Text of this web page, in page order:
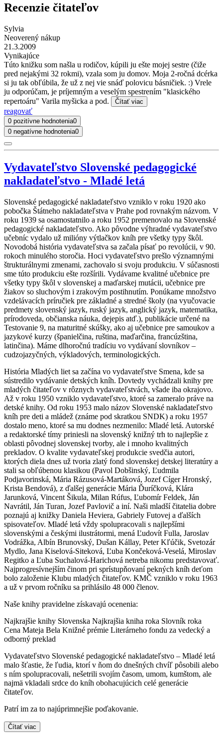
Recenzie čitateľov
Sylvia
Neoverený nákup
21.3.2009
Vynikajúce
Túto knižku som našla u rodičov, kúpili ju ešte mojej sestre (čiže
pred nejakými 32 rokmi), vzala som ju domov. Moja 2-ročná dcérka
si ju tak obľúbila, že už z nej vie snáď polovicu básničiek. :) Vrele
ju odporúčam, je príjemným a veselým spestrením "klasického
repertoáru" Varila myšicka a pod.
Čítať viac
reagovať
0 pozitívne hodnotenia0
0 negatívne hodnotenia0
Vydavateľstvo Slovenské pedagogické
nakladateľstvo - Mladé letá
Slovenské pedagogické nakladateľstvo vzniklo v roku 1920 ako
pobočka Štátneho nakladateľstva v Prahe pod rovnakým názvom. V
roku 1939 sa osamostatnilo a roku 1952 premenovalo na Slovenské
pedagogické nakladateľstvo. Ako pôvodne výhradné vydavateľstvo
učebníc vydalo už milióny výtlačkov kníh pre všetky typy škôl.
Novodobá história vydavateľstva sa začala písať po revolúcii, v 90.
rokoch minulého storočia. Hoci vydavateľstvo prešlo významnými
štrukturálnymi zmenami, zachovalo si svoju produkciu. V súčasnosti
sme túto produkciu ešte rozšírili. Vydávame kvalitné učebnice pre
všetky typy škôl v slovenskej a maďarskej mutácii, učebnice pre
žiakov so sluchovým i zrakovým postihnutím. Ponúkame množstvo
vzdelávacích príručiek pre základné a stredné školy (na vyučovacie
predmety slovenský jazyk, ruský jazyk, anglický jazyk, matematika,
prírodoveda, občianska náuka, dejepis atď.), publikácie určené na
Testovanie 9, na maturitné skúšky, ako aj učebnice pre samoukov a
jazykové kurzy (španielčina, ruština, maďarčina, francúzština,
latinčina). Máme dlhoročnú tradíciu vo vydávaní slovníkov –
cudzojazyčných, výkladových, terminologických.
História Mladých liet sa začína vo vydavateľstve Smena, kde sa
sústredilo vydávanie detských kníh. Dovtedy vychádzali knihy pre
mladých čitateľov v rôznych vydavateľstvách, všade iba okrajovo.
Až v roku 1950 vzniklo vydavateľstvo, ktoré sa zameralo práve na
detské knihy. Od roku 1953 malo názov Slovenské nakladateľstvo
kníh pre deti a mládež (známe pod skratkou SNDK) a roku 1957
dostalo meno, ktoré sa mu dodnes nezmenilo: Mladé letá. Autorské
a redaktorské tímy priniesli na slovenský knižný trh to najlepšie z
oblasti pôvodnej slovenskej tvorby, ale i mnoho kvalitných
prekladov. O kvalite vydavateľskej produkcie svedčia autori,
ktorých diela dnes už tvoria zlatý fond slovenskej detskej literatúry a
stali sa obľúbenou klasikou (Pavol Dobšinský, Ľudmila
Podjavorinská, Mária Rázusová-Martáková, Jozef Cíger Hronský,
Krista Bendová), z ďalšej generácie Mária Ďuríčková, Klára
Jarunková, Vincent Šikula, Milan Rúfus, Ľubomír Feldek, Ján
Navrátil, Ján Turan, Jozef Pavlovič a iní. Naši mladší čitatelia dobre
poznajú aj knižky Daniela Heviera, Gabriely Futovej a ďalších
spisovateľov. Mladé letá vždy spolupracovali s najlepšími
slovenskými a českými ilustrátormi, mená Ľudovít Fulla, Jaroslav
Vodrážka, Albín Brunovský, Dušan Kállay, Peter Kľúčik, Svetozár
Mydlo, Jana Kiselová-Siteková, Ľuba Končeková-Veselá, Miroslav
Regitko a Ľuba Suchalová-Harichová netreba nikomu predstavovať.
Najprogresívnejším činom pri sprístupňovaní pekných kníh deťom
bolo založenie Klubu mladých čitateľov. KMČ vzniklo v roku 1963
a už v prvom ročníku sa prihlásilo 48 000 členov.
Naše knihy pravidelne získavajú ocenenia:
Najkrajšie knihy Slovenska Najkrajšia kniha roka Slovník roka
Cena Mateja Bela Knižné prémie Literárneho fondu za vedecký a
odborný preklad
Vydavateľstvo Slovenské pedagogické nakladateľstvo – Mladé letá
malo šťastie, že ľudia, ktorí v ňom do dnešných chvíľ pôsobili alebo
s ním spolupracovali, nešetrili svojím časom, umom, kumštom, ale
najmä vkladali srdce do kníh obohacujúcich celé generácie
čitateľov.
Patrí im za to najúprimnejšie poďakovanie.
Čítať viac